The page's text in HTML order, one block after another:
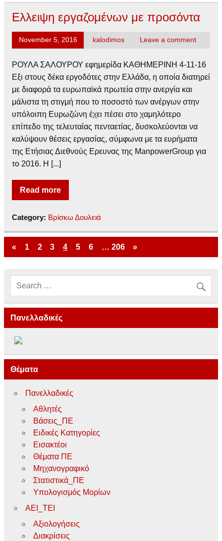
Ελλειψη εργαζομένων με προσόντα
November 5, 2016 kalodimos Leave a comment
ΡΟΥΛΑ ΣΑΛΟΥΡΟΥ εφημερίδα ΚΑΘΗΜΕΡΙΝΗ 4-11-16
Eξι στους δέκα εργοδότες στην Ελλάδα, η οποία διατηρεί
με διαφορά τα ευρωπαϊκά πρωτεία στην ανεργία και
μάλιστα τη στιγμή που το ποσοστό των ανέργων στην
υπόλοιπη Ευρωζώνη έχει πέσει στο χαμηλότερο
επίπεδο της τελευταίας πενταετίας, δυσκολεύονται να
καλύψουν θέσεις εργασίας, σύμφωνα με τα ευρήματα
της Ετήσιας Διεθνούς Ερευνας της ManpowerGroup για
το 2016. Η [...]
Read more
Category: Βρίσκω Δουλειά
« 1 2 3 4 5 6 … 206 »
Πανελλαδικές
Θέματα
Πανελλαδικές
Αθλητές
Βάσεις_ΠΕ
Ειδικές Κατηγορίες
Εισακτέοι
Θέματα ΠΕ
Μηχανογραφικό
Στατιστικά_ΠΕ
Υπολογισμός Μορίων
ΑΕΙ_ΤΕΙ
Αξιολογήσεις
Διακρίσεις